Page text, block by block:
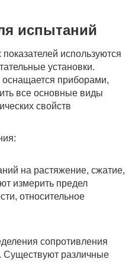
испытаний
используются
установки.
приборами,
все основные виды
свойств
на растяжение, сжатие,
измерить предел
относительное
сопротивления
Существуют различные